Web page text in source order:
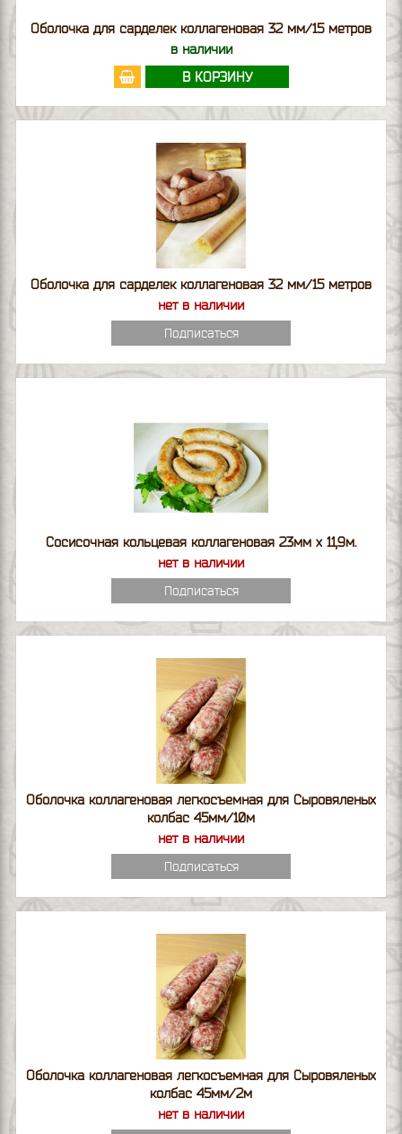
Оболочка для сарделек коллагеновая 32 мм/15 метров
в наличии
В КОРЗИНУ
Оболочка для сарделек коллагеновая 32 мм/15 метров
нет в наличии
Подписаться
Сосисочная кольцевая коллагеновая 23мм х 11,9м.
нет в наличии
Подписаться
Оболочка коллагеновая легкосъемная для Сыровяленых
колбас 45мм/10м
нет в наличии
Подписаться
Оболочка коллагеновая легкосъемная для Сыровяленых
колбас 45мм/2м
нет в наличии